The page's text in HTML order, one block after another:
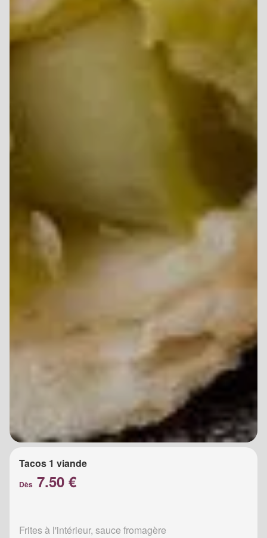
Tacos 1 viande
Dès 7.50 €
Frites à l'intérieur, sauce fromagère